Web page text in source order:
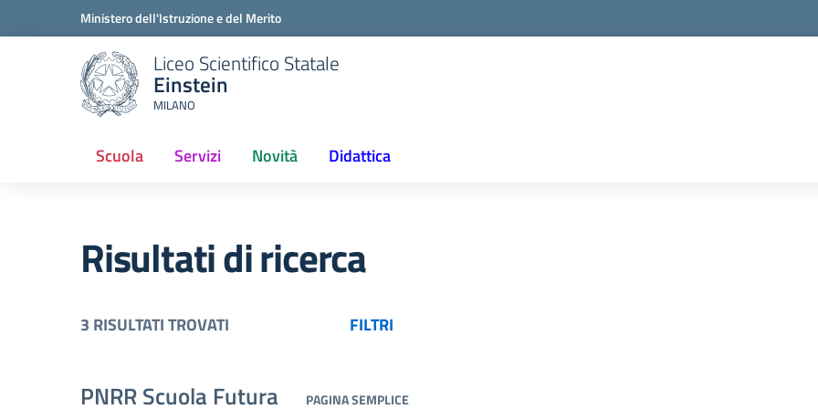
Ministero dell'Istruzione e del Merito
Liceo Scientifico Statale
Einstein
MILANO
Scuola Servizi Novità Didattica
Risultati di ricerca
3 RISULTATI TROVATI FILTRI
PNRR Scuola Futura PAGINA SEMPLICE